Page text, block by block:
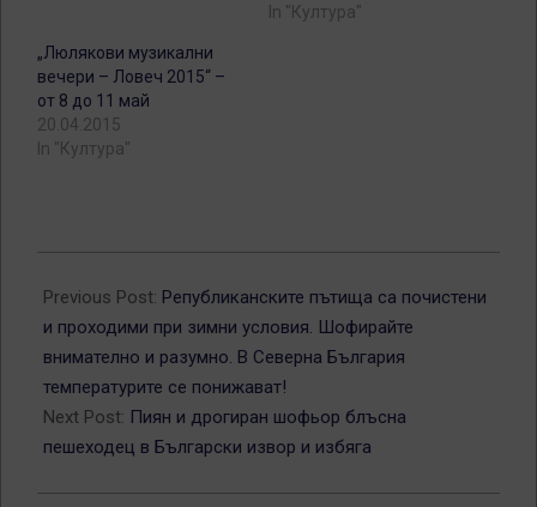
In "Култура"
„Люлякови музикални
вечери – Ловеч 2015“ –
от 8 до 11 май
20.04.2015
In "Култура"
02-
03
Previous Post: Републиканските пътища са почистени
и проходими при зимни условия. Шофирайте
внимателно и разумно. В Северна България
температурите се понижават!
Next Post: Пиян и дрогиран шофьор блъсна
пешеходец в Български извор и избяга